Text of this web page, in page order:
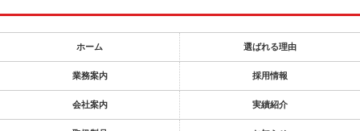
ホーム 選ばれる理由
業務案内 採用情報
会社案内 実績紹介